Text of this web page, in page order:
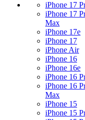
iPhone 17
iPhone 17
Max
iPhone 17e
iPhone 17
iPhone Air
iPhone 16
iPhone 16e
iPhone 16
iPhone 16
Max
iPhone 15
iPhone 15